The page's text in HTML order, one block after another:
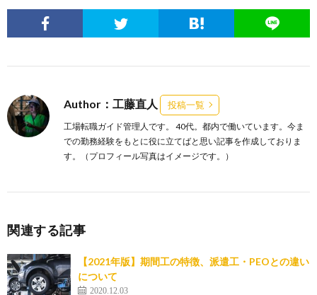
Author：工藤直人 投稿一覧
工場転職ガイド管理人です。 40代。都内で働いています。今ま
での勤務経験をもとに役に立てばと思い記事を作成しておりま
す。（プロフィール写真はイメージです。）
関連する記事
【2021年版】期間工の特徴、派遣工・PEOとの違い
について
2020.12.03